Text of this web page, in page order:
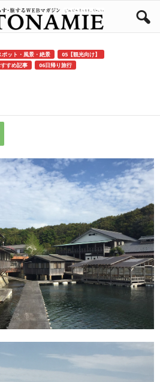
ポット・風景・絶景
05【観光向け】
すめ記事 06日帰り旅行